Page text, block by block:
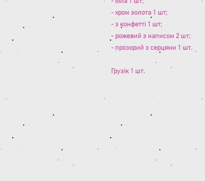
- хром золота 1 шт;
- з конфетті 1 шт;
- рожевий з написом 2 шт;
- прозорий з серцями 1 шт.
Грузік 1 шт.